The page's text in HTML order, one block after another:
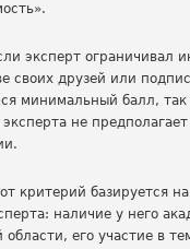
эксперт ограничивал
своих друзей или
минимальный балл, так
не
критерий базируется
наличие у него
области, его участие в